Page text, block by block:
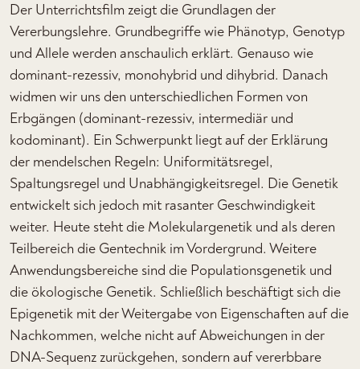
Der Unterrichtsfilm zeigt die Grundlagen der
Vererbungslehre. Grundbegriffe wie Phänotyp, Genotyp
und Allele werden anschaulich erklärt. Genauso wie
dominant-rezessiv, monohybrid und dihybrid. Danach
widmen wir uns den unterschiedlichen Formen von
Erbgängen (dominant-rezessiv, intermediär und
kodominant). Ein Schwerpunkt liegt auf der Erklärung
der mendelschen Regeln: Uniformitätsregel,
Spaltungsregel und Unabhängigkeitsregel. Die Genetik
entwickelt sich jedoch mit rasanter Geschwindigkeit
weiter. Heute steht die Molekulargenetik und als deren
Teilbereich die Gentechnik im Vordergrund. Weitere
Anwendungsbereiche sind die Populationsgenetik und
die ökologische Genetik. Schließlich beschäftigt sich die
Epigenetik mit der Weitergabe von Eigenschaften auf die
Nachkommen, welche nicht auf Abweichungen in der
DNA-Sequenz zurückgehen, sondern auf vererbbare